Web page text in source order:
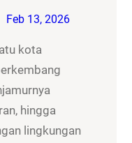
Feb 13, 2026
kota
hingga
lingkungan